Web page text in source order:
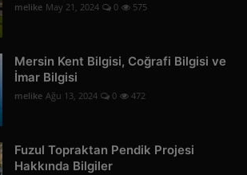
melike May 21, 2024 0 575
Mersin Kent Bilgisi, Coğrafi Bilgisi ve
İmar Bilgisi
melike Ağu 13, 2024 0 472
Fuzul Topraktan Pendik Projesi
Hakkında Bilgiler